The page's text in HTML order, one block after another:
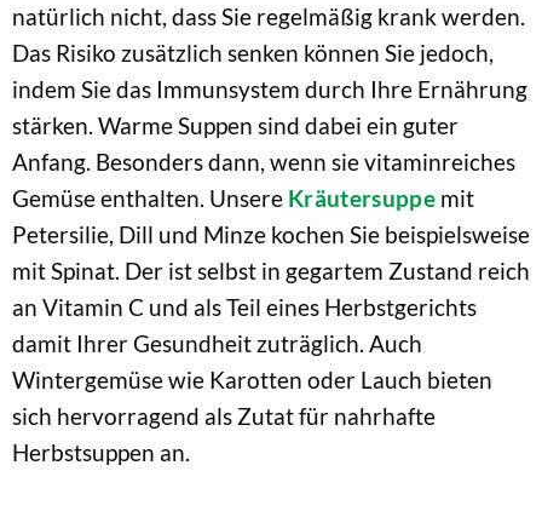
natürlich nicht, dass Sie regelmäßig krank werden.
Das Risiko zusätzlich senken können Sie jedoch,
indem Sie das Immunsystem durch Ihre Ernährung
stärken. Warme Suppen sind dabei ein guter
Anfang. Besonders dann, wenn sie vitaminreiches
Gemüse enthalten. Unsere Kräutersuppe mit
Petersilie, Dill und Minze kochen Sie beispielsweise
mit Spinat. Der ist selbst in gegartem Zustand reich
an Vitamin C und als Teil eines Herbstgerichts
damit Ihrer Gesundheit zuträglich. Auch
Wintergemüse wie Karotten oder Lauch bieten
sich hervorragend als Zutat für nahrhafte
Herbstsuppen an.